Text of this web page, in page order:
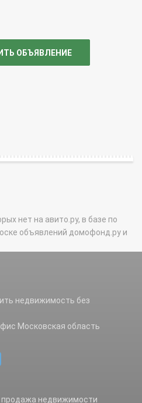
ОБЪЯВЛЕНИЕ
нет на авито.ру, в базе по
объявлений домофонд.ру и
недвижимость без
Московская область